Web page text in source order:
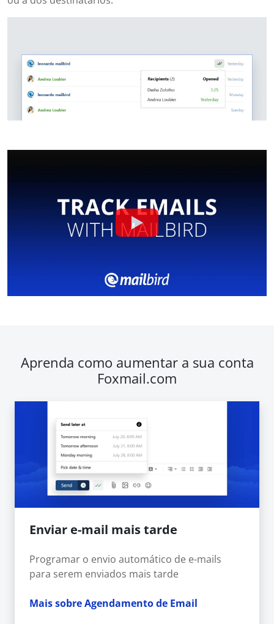
Aprenda como aumentar a sua conta
Foxmail.com
Enviar e-mail mais tarde
Programar o envio automático de e-mails
para serem enviados mais tarde
Mais sobre Agendamento de Email